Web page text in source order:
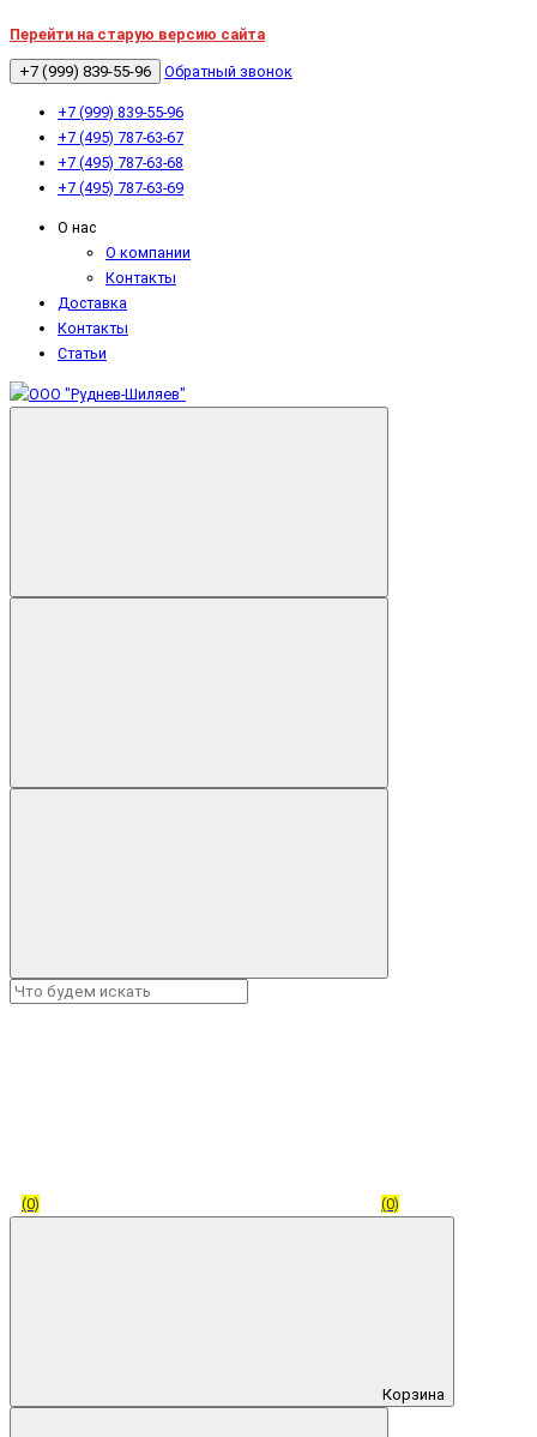
Перейти на старую версию сайта
+7 (999) 839-55-96 Обратный звонок
+7 (999) 839-55-96
+7 (495) 787-63-67
+7 (495) 787-63-68
+7 (495) 787-63-69
О нас
О компании
Контакты
Доставка
Контакты
Статьи
(0) (0)
Корзина